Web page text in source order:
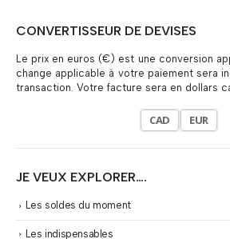
CONVERTISSEUR DE DEVISES
Le prix en euros (€) est une conversion
change applicable à votre paiement sera
transaction. Votre facture sera en dollars
CAD EUR
JE VEUX EXPLORER….
Les soldes du moment
Les indispensables